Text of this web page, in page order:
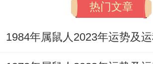
就医并保持良好的生活习惯！
增强体质;保持规律的作息与饮
热门文章